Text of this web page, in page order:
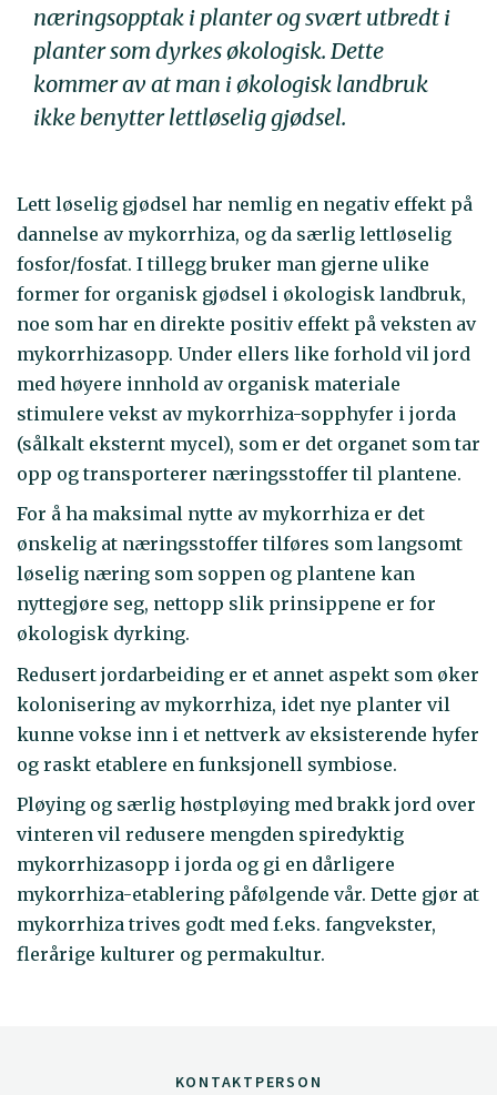
næringsopptak i planter og svært utbredt i
planter som dyrkes økologisk. Dette
kommer av at man i økologisk landbruk
ikke benytter lettløselig gjødsel.
Lett løselig gjødsel har nemlig en negativ effekt på
dannelse av mykorrhiza, og da særlig lettløselig
fosfor/fosfat. I tillegg bruker man gjerne ulike
former for organisk gjødsel i økologisk landbruk,
noe som har en direkte positiv effekt på veksten av
mykorrhizasopp. Under ellers like forhold vil jord
med høyere innhold av organisk materiale
stimulere vekst av mykorrhiza-sopphyfer i jorda
(sålkalt eksternt mycel), som er det organet som tar
opp og transporterer næringsstoffer til plantene.
For å ha maksimal nytte av mykorrhiza er det
ønskelig at næringsstoffer tilføres som langsomt
løselig næring som soppen og plantene kan
nyttegjøre seg, nettopp slik prinsippene er for
økologisk dyrking.
Redusert jordarbeiding er et annet aspekt som øker
kolonisering av mykorrhiza, idet nye planter vil
kunne vokse inn i et nettverk av eksisterende hyfer
og raskt etablere en funksjonell symbiose.
Pløying og særlig høstpløying med brakk jord over
vinteren vil redusere mengden spiredyktig
mykorrhizasopp i jorda og gi en dårligere
mykorrhiza-etablering påfølgende vår. Dette gjør at
mykorrhiza trives godt med f.eks. fangvekster,
flerårige kulturer og permakultur.
KONTAKTPERSON